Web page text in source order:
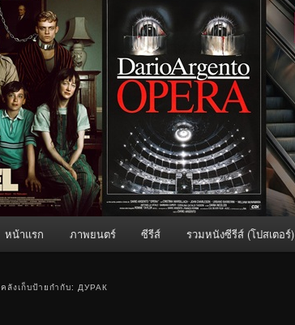
หน้าแรก ภาพยนตร์ ซีรีส์ รวมหนังซีรีส์ (โปสเตอร์)
คลังเก็บป้ายกำกับ: ДУРАК